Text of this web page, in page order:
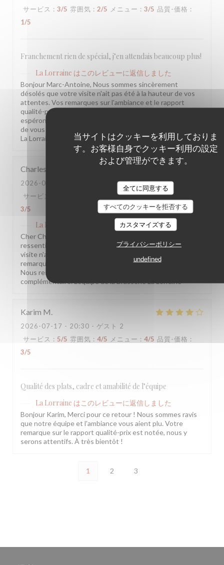
当サイトはクッキーを利用しておりま
す。お客様自身でクッキー利用の設定
および管理ができます。
全てに同意する
すべてのクッキーを拒否する
カスタマイズする
プライバシーポリシー
undefined
サービス : 3/5 雰囲気 : 2/5 メニュー : 3/5 品質-価格 :
1/5
Franchement rien de spécial, j’en attendais beaucoup plus!
La Lorraine はこのレビューに返信しました
Bonjour Marc-Antoine, Nous sommes sincèrement
désolés que votre visite n'ait pas été à la hauteur de vos
attentes. Vos remarques sur l'ambiance et le rapport
qualité-prix sont notées et transmises à l'équipe. Nous
espérons avoir l'occasion de vous accueillir à nouveau et
de vous surprendre positivement. L'équipe de la Brasserie
La Lorraine
Charles
2026-07-20
- 20:30 - ゲスト 4
サービス
メニュー: 3/5 品質-価格
3/5
La Lorraine
はこのレビューに返信しました
Cher Charles, Merci d'avoir pris le temps de partager votre
ressenti. Nous sommes sincèrement désolés que votre
visite n'ait pas été à la hauteur de vos attentes. Vos
remarques sont précieuses et nous les prenons à cœur.
Nous restons à votre disposition pour tout échange
complémentaire. L'équipe de la Brasserie La Lorraine
Karim M
2026-07-17 - 20:30 - ゲスト 2
サービス : 5/5 雰囲気 : 4/5 メニュー : 4/5 品質-価格 :
3/5
Qualité des plats, cadre et amabilité de l’équipe
La Lorraine はこのレビューに返信しました
Bonjour Karim, Merci pour ce retour ! Nous sommes ravis
que notre équipe et l'ambiance vous aient plu. Votre
remarque sur le rapport qualité-prix est notée, nous y
serons attentifs. À très bientôt !
1 2 3